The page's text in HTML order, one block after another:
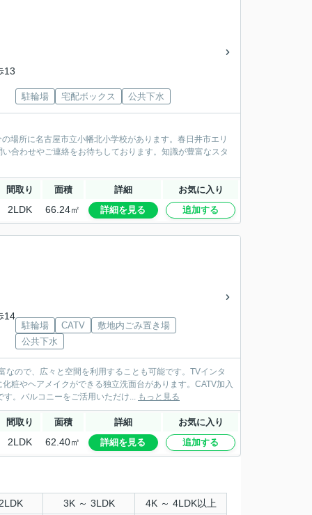
13
駐輪場 宅配ボックス 公共下水
場所に名古屋市立小幡北小学校があります。春日井市エリ
合わせやご連絡をお待ちしております。知識が豊富なスタ
間取り 面積 詳細 お気に入り
2LDK 66.24㎡ 詳細を見る 追加する
14
駐輪場 CATV
敷地内ごみ置き場
公共下水
ので、広々と空間を利用することも可能です。TVインタ
粧やヘアメイクができる独立洗面台があります。CATV加入
。バルコニーをご活用いただけ... もっと見る
間取り 面積 詳細 お気に入り
2LDK 62.40㎡ 詳細を見る 追加する
3K ～ 3LDK 4K ～ 4LDK以上